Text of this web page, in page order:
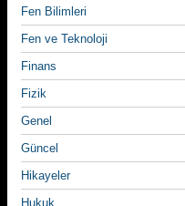
Fen Bilimleri
Fen ve Teknoloji
Finans
Fizik
Genel
Güncel
Hikayeler
Hukuk